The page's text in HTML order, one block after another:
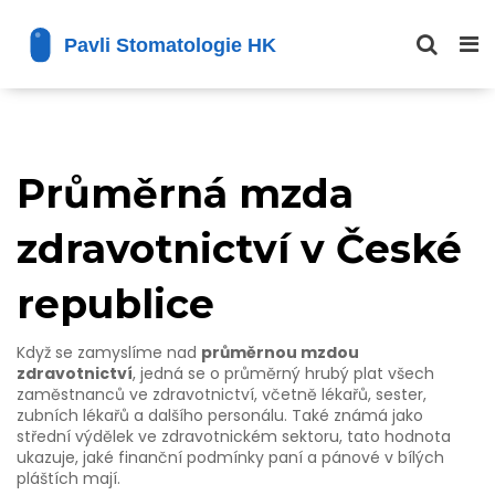
Průměrná mzda
zdravotnictví v České
republice
Když se zamyslíme nad průměrnou mzdou
zdravotnictví, jedná se o průměrný hrubý plat všech
zaměstnanců ve zdravotnictví, včetně lékařů, sester,
zubních lékařů a dalšího personálu. Také známá jako
střední výdělek ve zdravotnickém sektoru, tato hodnota
ukazuje, jaké finanční podmínky paní a pánové v bílých
pláštích mají.